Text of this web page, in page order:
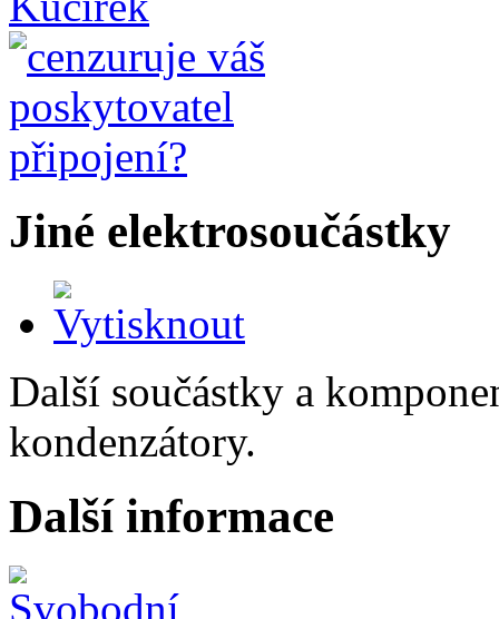
Jiné elektrosoučástky
Další součástky a
kondenzátory.
Další informace